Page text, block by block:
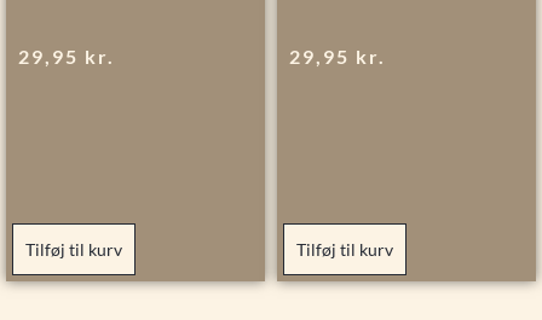
29,95 kr.
Tilføj til kurv
29,95 kr.
Tilføj til kurv